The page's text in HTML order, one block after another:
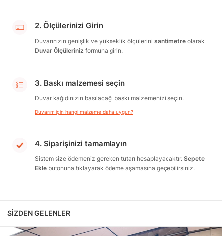
2. Ölçülerinizi Girin
Duvarınızın genişlik ve yükseklik ölçülerini santimetre olarak
Duvar Ölçüleriniz formuna girin.
3. Baskı malzemesi seçin
Duvar kağıdınızın basılacağı baskı malzemenizi seçin.
Duvarım için hangi malzeme daha uygun?
4. Siparişinizi tamamlayın
Sistem size ödemeniz gereken tutarı hesaplayacaktır. Sepete
Ekle butonuna tıklayarak ödeme aşamasına geçebilirsiniz.
SIZDEN GELENLER